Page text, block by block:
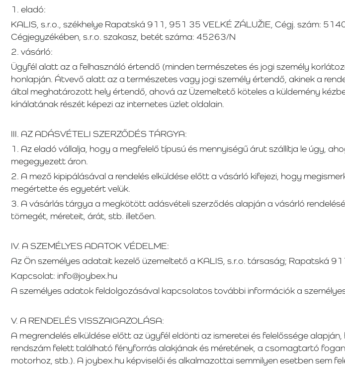
1. eladó:
KALIS, s.r.o., székhelye Rapatská 911, 951 35 VEĽKÉ ZÁLUŽIE, Cégj. szám:
Cégjegyzékében, s.r.o. szakasz, betét száma: 45263/N
2. vásárló:
Ügyfél alatt az a felhasználó értendő (minden természetes és jogi személy
honlapján. Átvevő alatt az a természetes vagy jogi személy értendő, akinek a
által meghatározott hely értendő, ahová az Üzemeltető köteles a küldemény
kínálatának részét képezi az internetes üzlet oldalain.
III. AZ ADÁSVÉTELI SZERZŐDÉS TÁRGYA:
1. Az eladó vállalja, hogy a megfelelő típusú és mennyiségű árut szállítja le úgy,
megegyezett áron.
2. A mező kipipálásával a rendelés elküldése előtt a vásárló kifejezi, hogy
megértette és egyetért velük.
3. A vásárlás tárgya a megkötött adásvételi szerződés alapján a vásárló
tömegét, méreteit, árát, stb. illetően.
IV. A SZEMÉLYES ADATOK VÉDELME:
Az Ön személyes adatait kezelő üzemeltető a KALIS, s.r.o. társaság; Rapatská
Kapcsolat: info@joybex.hu
A személyes adatok feldolgozásával kapcsolatos további információk a
V. A RENDELÉS VISSZAIGAZOLÁSA:
A megrendelés elküldése előtt az ügyfél eldönti az ismeretei és felelőssége
rendszám felett található fényforrás alakjának és méretének, a csomagtartó
motorhoz, stb.). A joybex.hu képviselői és alkalmazottai semmilyen esetben sem